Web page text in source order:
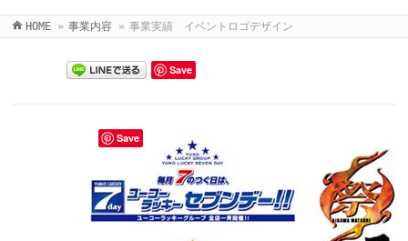
HOME » 事業内容 » 事業実績 イベントロゴデザイン
Save
Save